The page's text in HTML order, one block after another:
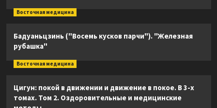
Восточная медицина
Бадуаньцзинь ("Восемь кусков парчи"). "Железная
рубашка"
Восточная медицина
Цигун: покой в движении и движение в покое. В 3-х
томах. Том 2. Оздоровительные и медицинские